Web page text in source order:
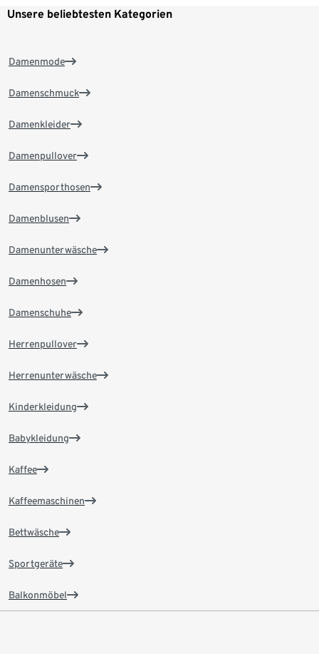
Unsere beliebtesten Kategorien
Damenmode
Damenschmuck
Damenkleider
Damenpullover
Damensporthosen
Damenblusen
Damenunterwäsche
Damenhosen
Damenschuhe
Herrenpullover
Herrenunterwäsche
Kinderkleidung
Babykleidung
Kaffee
Kaffeemaschinen
Bettwäsche
Sportgeräte
Balkonmöbel